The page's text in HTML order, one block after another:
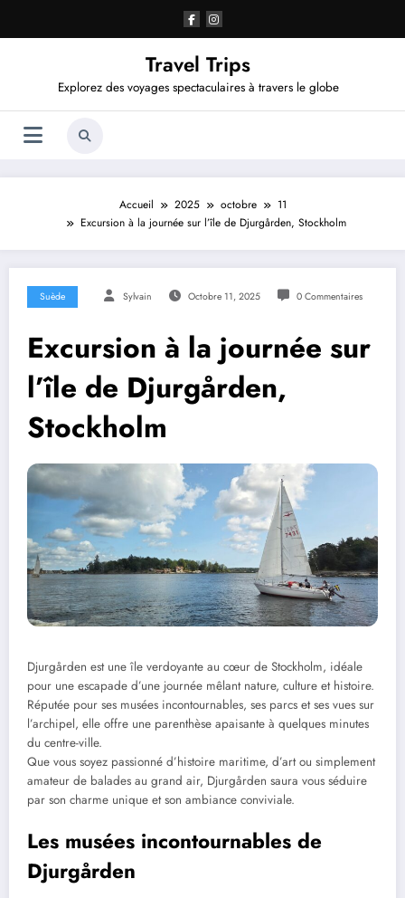
contenu
Travel Trips
Explorez des voyages spectaculaires à travers le globe
Accueil 2025 octobre
11
Excursion à la journée sur l’île de Djurgården, Stockholm
Suède Sylvain Octobre 11, 2025 0 Commentaires
Excursion à la journée sur
l’île de Djurgården,
Stockholm
Djurgården est une île verdoyante au cœur de Stockholm, idéale
pour une escapade d’une journée mêlant nature, culture et histoire.
Réputée pour ses musées incontournables, ses parcs et ses vues sur
l’archipel, elle offre une parenthèse apaisante à quelques minutes
du centre-ville.
Que vous soyez passionné d’histoire maritime, d’art ou simplement
amateur de balades au grand air, Djurgården saura vous séduire
par son charme unique et son ambiance conviviale.
Les musées incontournables de
Djurgården